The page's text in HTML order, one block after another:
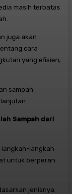
masih terbatas
juga akan
cara
yang efisien,
sampah
Sampah dari
langkah-langkah
untuk berperan
jenisnya.